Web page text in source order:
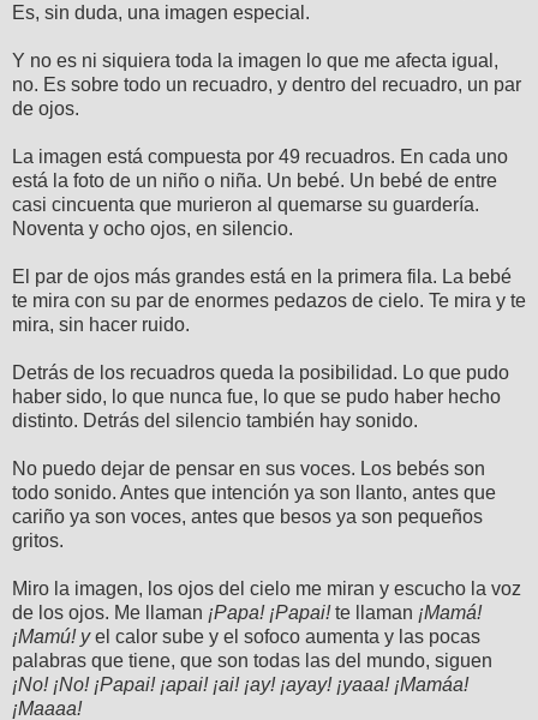
Es, sin duda, una imagen especial.
Y no es ni siquiera toda la imagen lo que me afecta igual,
no. Es sobre todo un recuadro, y dentro del recuadro, un par
de ojos.
La imagen está compuesta por 49 recuadros. En cada uno
está la foto de un niño o niña. Un bebé. Un bebé de entre
casi cincuenta que murieron al quemarse su guardería.
Noventa y ocho ojos, en silencio.
El par de ojos más grandes está en la primera fila. La bebé
te mira con su par de enormes pedazos de cielo. Te mira y te
mira, sin hacer ruido.
Detrás de los recuadros queda la posibilidad. Lo que pudo
haber sido, lo que nunca fue, lo que se pudo haber hecho
distinto. Detrás del silencio también hay sonido.
No puedo dejar de pensar en sus voces. Los bebés son
todo sonido. Antes que intención ya son llanto, antes que
cariño ya son voces, antes que besos ya son pequeños
gritos.
Miro la imagen, los ojos del cielo me miran y escucho la voz
de los ojos. Me llaman ¡Papa! ¡Papai!te llaman ¡Mamá!
¡Mamú! yel calor sube y el sofoco aumenta y las pocas
palabras que tiene, que son todas las del mundo, siguen
¡No! ¡No! ¡Papai! ¡apai! ¡ai! ¡ay! ¡ayay! ¡yaaa! ¡Mamáa!
¡Maaaa!